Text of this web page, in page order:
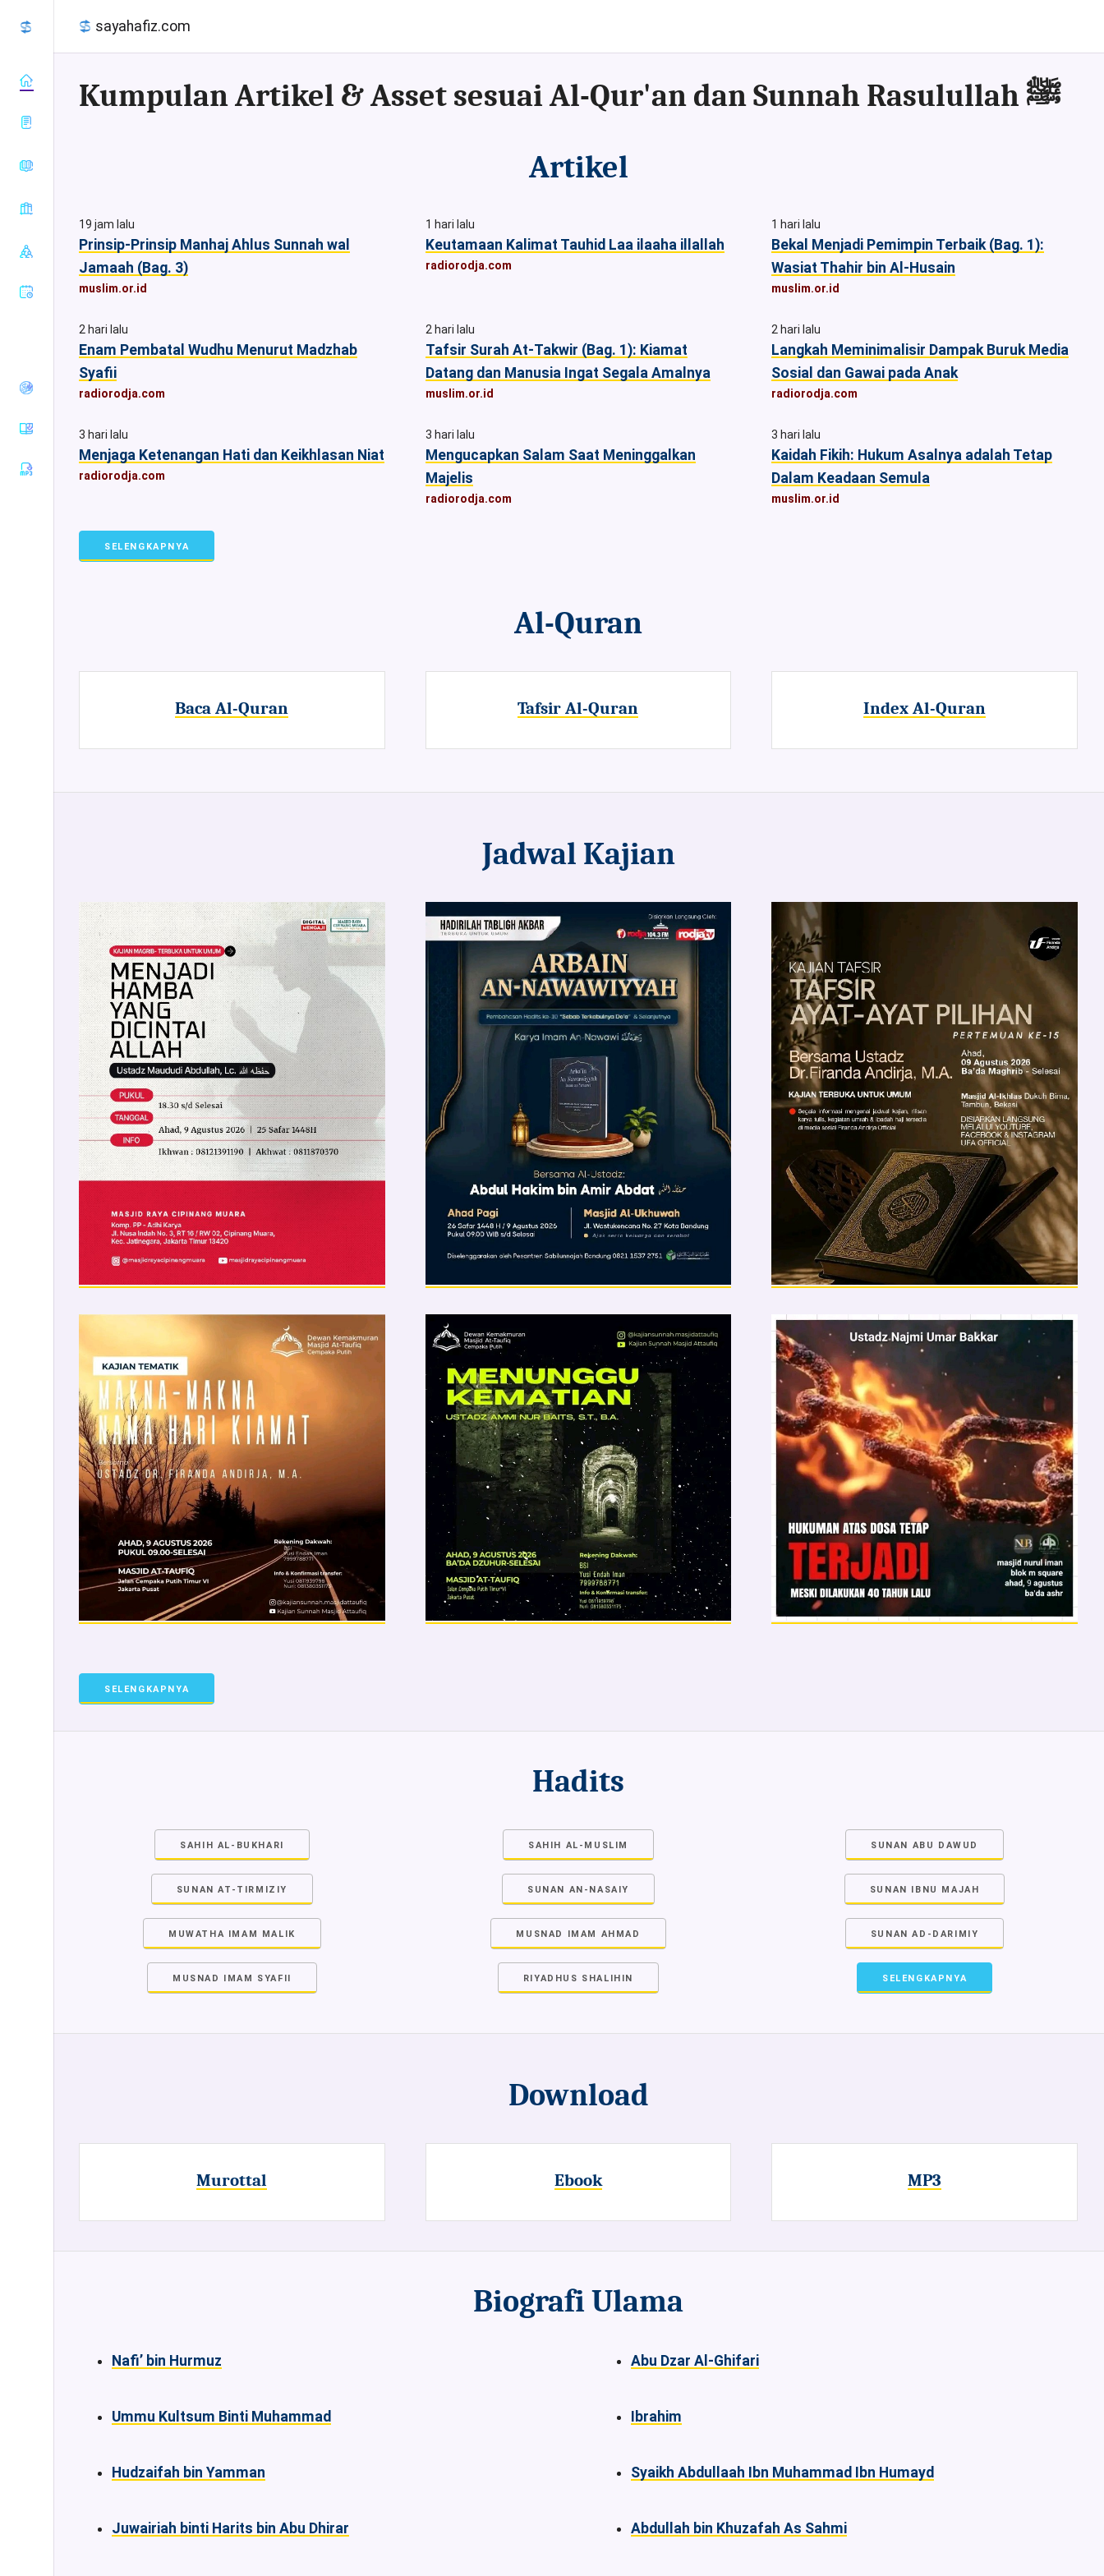
sayahafiz.com
muslim.or.id
nasehat.net
radiorodja.com
rumaysho.com
Sunan Abu
Sunan an-
Sunan Ibnu
Kumpulan Artikel & Asset sesuai Al-Qur'an dan Sunnah Rasulullah ﷺ
Artikel
19 jam lalu
Prinsip-Prinsip Manhaj Ahlus Sunnah wal
Jamaah (Bag. 3)
muslim.or.id
1 hari lalu
Keutamaan Kalimat Tauhid Laa ilaaha illallah
radiorodja.com
1 hari lalu
Bekal Menjadi Pemimpin Terbaik (Bag. 1):
Wasiat Thahir bin Al-Husain
muslim.or.id
2 hari lalu
Enam Pembatal Wudhu Menurut Madzhab
Syafii
radiorodja.com
2 hari lalu
Tafsir Surah At-Takwir (Bag. 1): Kiamat
Datang dan Manusia Ingat Segala Amalnya
muslim.or.id
2 hari lalu
Langkah Meminimalisir Dampak Buruk Media
Sosial dan Gawai pada Anak
radiorodja.com
3 hari lalu
Menjaga Ketenangan Hati dan Keikhlasan Niat
radiorodja.com
3 hari lalu
Mengucapkan Salam Saat Meninggalkan
Majelis
radiorodja.com
3 hari lalu
Kaidah Fikih: Hukum Asalnya adalah Tetap
Dalam Keadaan Semula
muslim.or.id
SELENGKAPNYA
Al-Quran
Baca Al-Quran Tafsir Al-Quran Index Al-Quran
Jadwal Kajian
SELENGKAPNYA
Hadits
SAHIH AL-BUKHARI SAHIH AL-MUSLIM SUNAN ABU DAWUD
SUNAN AT-TIRMIZIY SUNAN AN-NASAIY SUNAN IBNU MAJAH
MUWATHA IMAM MALIK MUSNAD IMAM AHMAD SUNAN AD-DARIMIY
MUSNAD IMAM SYAFII RIYADHUS SHALIHIN SELENGKAPNYA
Download
Murottal Ebook MP3
Biografi Ulama
Nafi’ bin Hurmuz Abu Dzar Al-Ghifari
Ummu Kultsum Binti Muhammad Ibrahim
Hudzaifah bin Yamman Syaikh Abdullaah Ibn Muhammad Ibn Humayd
Juwairiah binti Harits bin Abu Dhirar Abdullah bin Khuzafah As Sahmi